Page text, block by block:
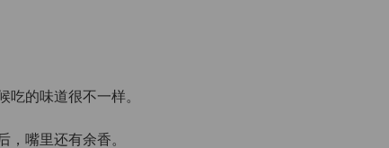
吃的味道很不一样。
嘴里还有余香。